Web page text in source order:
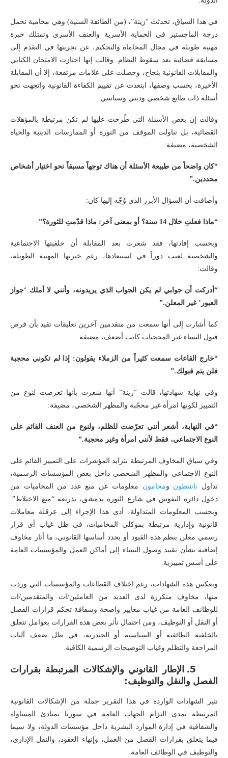
في هذا السياق، تحدثت “زينة”، (من الطائفة السنية) وهي محامية تحمل
درجة الماجستير في الحماية الأسرية والعنف الأسري وتمتلك خبرة
مهنية طويلة في مجال المحاماة والتحكيم، عن تجربتها في التقدم إلى
مسابقة قضائية بعد سقوط النظام. وقالت إنها اجتازت الامتحان الكتابي
والمقابلات القانونية بنجاح، وحصلت على علامات مرتفعة، إلا أن المقابلة
الأخيرة، بحسب وصفها، ابتعدت عن تقييم الكفاءة القانونية واتجهت نحو
أسئلة ذات طابع شخصي وديني وسياسي.
وقالت إن بعض الأسئلة التي طُرحت عليها لم تكن مرتبطة بالمؤهلات
القضائية، بل تناولت الموقف من الثورة أو الممارسات الدينية والحياة
الشخصية، مضيفة:
“كان واضحاً من طبيعة الأسئلة أن هناك توجهاً مسبقاً نحو اختيار أشخاص
محددين.”
وأضافت أن السؤال الأبرز الذي وُجّه إليها كان:
“ماذا فعلتِ خلال 14 سنة؟ أو بمعنى آخر: ماذا قدّمتِ للثورة؟”
وبحسب إفادتها، فقد شعرت بعد المقابلة أن خلفيتها الاجتماعية
والشخصية لعبت دوراً في استبعادها، رغم خبرتها المهنية الطويلة،
وقالت:
“أدركت أن جوابي لم يكن الجواب الذي يريدونه، وأنني لا أملك ‘جواز
العبور’ غير المعلن.”
كما أشارت إلى أنها سمعت من متقدمين آخرين تعليقات تفيد بأن فرص
قبول النساء غير المحجبات كانت أضعف، مضيفة:
“خارج القاعات سمعت كثيراً من الزملاء يقولون: إذا لم تكوني محجبة
فلن يتم قبولك.”
وفي نهاية شهادتها، قالت “زينة” أنها شعرت بأنها تعرضت لنوع من
التمييز لكونها امرأة غير محجّبة والمظهر الشخصي، مضيفة:
“في النهاية، أشعر أنني تعرّضت للظلم، ولنوع من العنف القائم على
النوع الاجتماعي، فقط لأنني امرأة وغير محجبة.”
وفي سياق المخاوف المرتبطة بتزايد المؤشرات على التمييز القائم على
النوع الاجتماعي والمظهر الشخصي داخل بعض المؤسسات الرسمية،
تداول ناشطون ومحامون معلومات عن منع عدد من المحاميات من
دخول دائرة النفوس في شارع الثورة بدمشق، بذريعة “منع الاختلاط”.
وبحسب المعلومات المتداولة، أدى هذا الإجراء إلى عرقلة معاملات
قانونية وإدارية مرتبطة بموكلي المحاميات، في ظل غياب أي قرار
رسمي معلن ينظم هذه القيود أو يحدد أساسها القانوني، ما أثار مخاوف
إضافية بشأن تقييد وصول النساء إلى أماكن العمل والمؤسسات العامة
على أسس تمييزية.
وتعكس هذه الشهادات، رغم اختلاف القطاعات والمؤسسات التي وردت
منها، مخاوف متكررة لدى العديد من العاملين/ات والمتقدمين/ات
للوظائف العامة من غياب معايير واضحة وشفافة تحكم قرارات الفصل
أو النقل أو التوظيف، ومن احتمال تأثر بعض هذه القرارات بعوامل تتعلق
بالخلفية الطائفية أو السياسية أو الجندرية، في ظل ضعف آليات
المراجعة والتظلم وغياب التوضيحات الرسمية الكافية.
5. الإطار القانوني والإشكالات المرتبطة بقرارات
الفصل والنقل والتوظيف:
تثير الشهادات الواردة في هذا التقرير جملة من الإشكالات القانونية
المرتبطة بمدى التزام الجهات العامة في سوريا بمبادئ المساواة
والشفافية في إدارة الموارد البشرية داخل مؤسسات الدولة، ولا سيما
فيما يتعلق بقرارات الفصل من العمل، وإنهاء العقود، والنقل الإداري،
والتوظيف في الوظائف العامة.